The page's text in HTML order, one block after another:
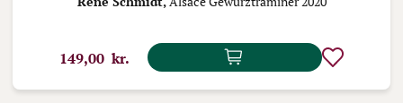
149,00 kr.